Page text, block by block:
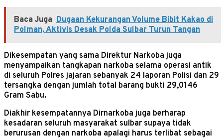
Baca Juga Dugaan Kekurangan Volume Bibit Kakao di
Polman, Aktivis Desak Polda Sulbar Turun Tangan
Dikesempatan yang sama Direktur Narkoba juga
menyampaikan tangkapan narkoba selama operasi antik
di seluruh Polres jajaran sebanyak 24 laporan Polisi dan 29
tersangka dengan jumlah total barang bukti 29,0146
Gram Sabu.
Diakhir kesempatannya Dirnarkoba juga berharap
kesadaran seluruh masyarakat sulbar supaya tidak
berurusan dengan narkoba apalagi harus terlibat sebagai